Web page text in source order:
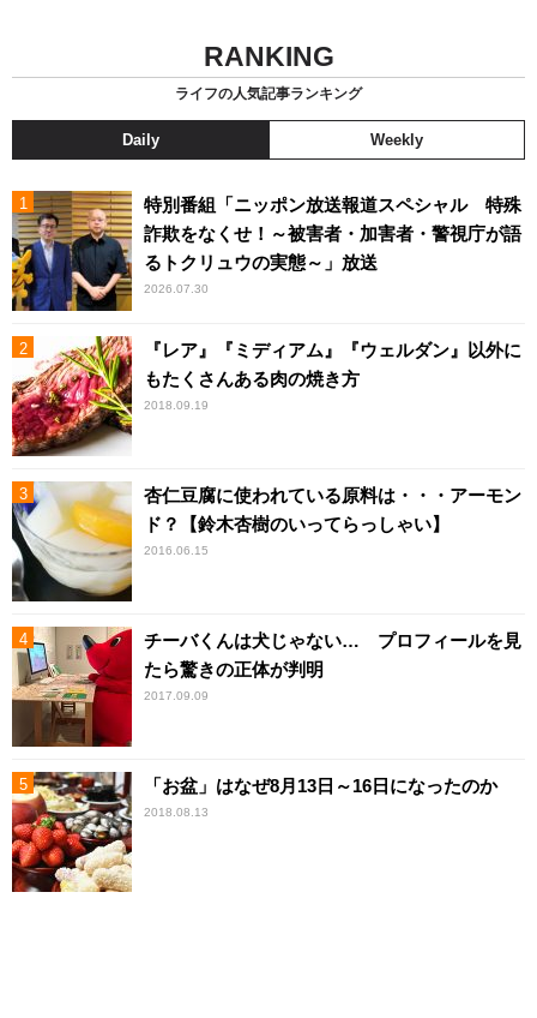
RANKING
ライフの人気記事ランキング
Daily Weekly
特別番組「ニッポン放送報道スペシャル 特殊
詐欺をなくせ！～被害者・加害者・警視庁が語
るトクリュウの実態～」放送
2026.07.30
『レア』『ミディアム』『ウェルダン』以外に
もたくさんある肉の焼き方
2018.09.19
杏仁豆腐に使われている原料は・・・アーモン
ド？【鈴木杏樹のいってらっしゃい】
2016.06.15
チーバくんは犬じゃない… プロフィールを見
たら驚きの正体が判明
2017.09.09
「お盆」はなぜ8月13日～16日になったのか
2018.08.13